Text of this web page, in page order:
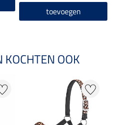
toevoegen
KOCHTEN OOK